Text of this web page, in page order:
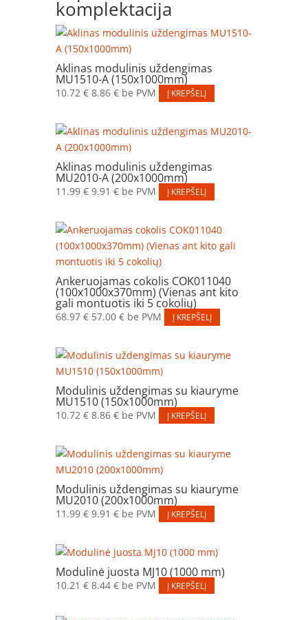
komplektacija
Aklinas modulinis uždengimas
MU1510-A (150x1000mm)
10.72 € 8.86 €be PVM Į KREPŠELĮ
Aklinas modulinis uždengimas
MU2010-A (200x1000mm)
11.99 € 9.91 €be PVM Į KREPŠELĮ
Ankeruojamas cokolis COK011040
(100x1000x370mm) (Vienas ant kito
gali montuotis iki 5 cokolių)
68.97 € 57.00 €be PVM Į KREPŠELĮ
Modulinis uždengimas su kiauryme
MU1510 (150x1000mm)
10.72 € 8.86 €be PVM Į KREPŠELĮ
Modulinis uždengimas su kiauryme
MU2010 (200x1000mm)
11.99 € 9.91 €be PVM Į KREPŠELĮ
Modulinė juosta MJ10 (1000 mm)
10.21 € 8.44 €be PVM Į KREPŠELĮ